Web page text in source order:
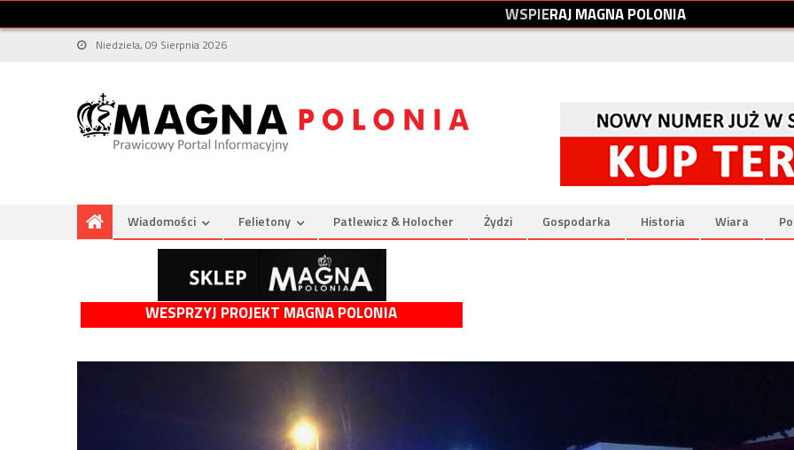
WSPIERAJMAGNAPOLONIA
Niedziela, 09 Sierpnia 2026
Wiadomości Felietony Patlewicz & Holocher Żydzi Gospodarka Historia Wiara
WESPRZYJ PROJEKT MAGNA POLONIA